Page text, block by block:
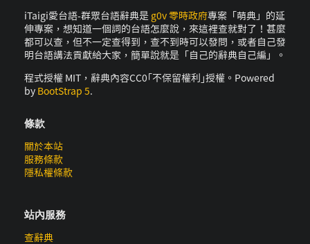
iTaigi愛台語-群眾台語辭典是 g0v 零時政府專案「萌典」的延
伸專案，想知道一個詞的台語怎麼說，來這裡查就對了！甚麼
都可以查，但不一定查得到，查不到時可以發問，或者自己發
明台語講法貢獻給大家，簡單說就是「自己的辭典自己編」。
程式授權 MIT，辭典內容CC0｢不保留權利｣授權。Powered
by BootStrap 5.
條款
關於本站
服務條款
隱私權條款
站內服務
查辭典